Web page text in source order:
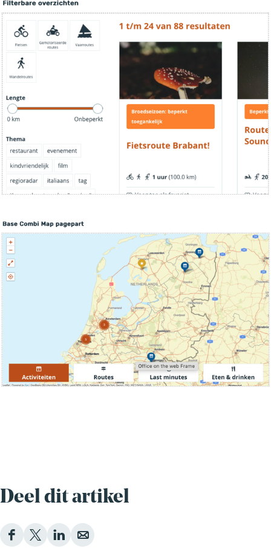
Deel dit artikel
D
D
D
D